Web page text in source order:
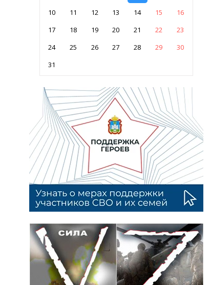
10
11 12 13 14 15
16
17
18 19 20 21 22
23
24
25 26 27 28 29
30
31